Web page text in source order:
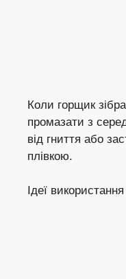
Коли горщик
промазати з
від гниття або
плівкою.
Ідеї